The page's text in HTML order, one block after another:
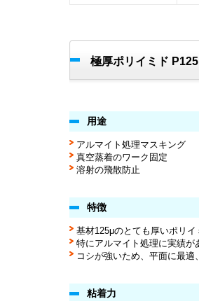
極厚ポリイミド
用途
アルマイト処理マスキング
真空蒸着のワーク固定
溶射の飛散防止
特徴
基材125μのとても厚いポリ
特にアルマイト処理に実績が
コシが強いため、平面に最適
粘着力